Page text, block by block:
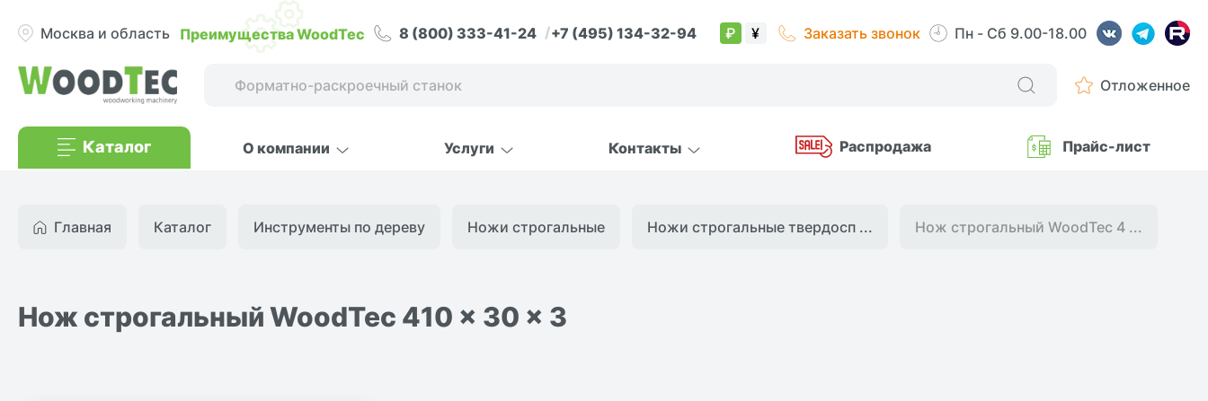
Москва и область Преимущества WoodTec 8 (800) 333-41-24 +7 (495) 134-32-94 ₽ ¥ Заказать звонок Пн - Сб 9.00-18.00
Отложенное
Каталог О компании Услуги Контакты Распродажа Прайс-лист
Главная Каталог Инструменты по дереву Ножи строгальные Ножи строгальные твердосп ... Нож строгальный WoodTec 4 ...
Нож строгальный WoodTec 410 x 30 x 3